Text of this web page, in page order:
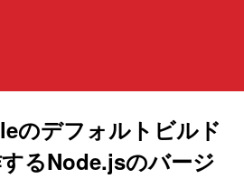
のデフォルトビルド
るNode.jsのバージ